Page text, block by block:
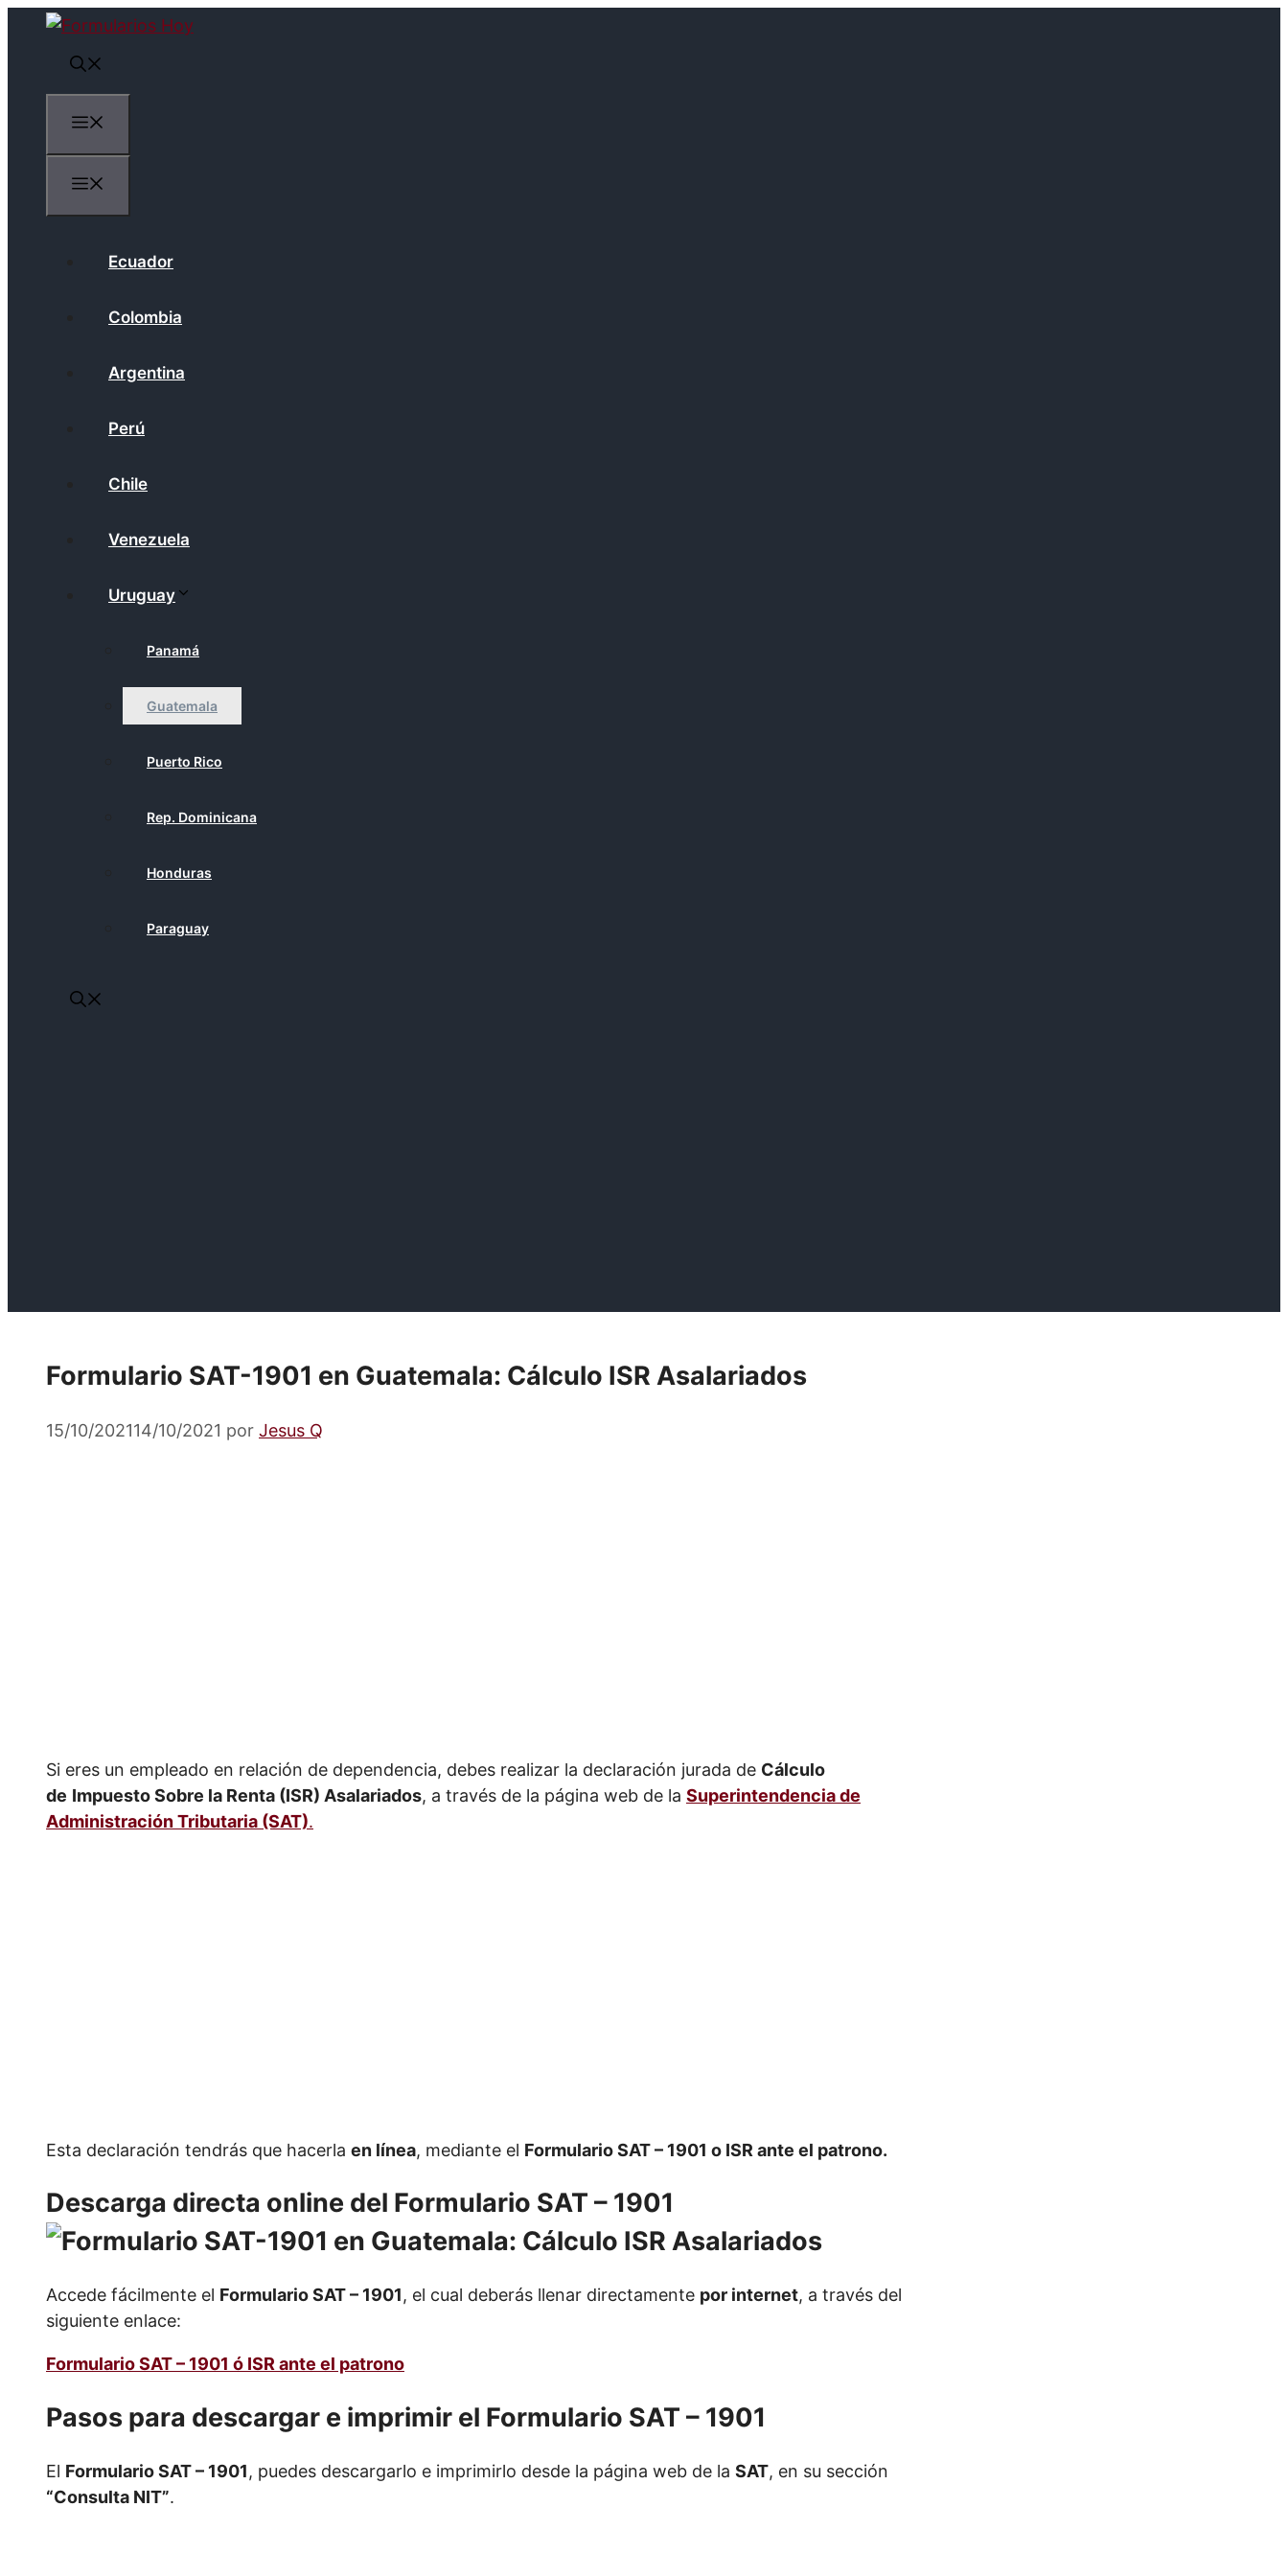
Saltar
contenido
Ecuador
Colombia
Argentina
Perú
Chile
Venezuela
Uruguay
Panamá
Guatemala
Puerto Rico
Rep. Dominicana
Honduras
Paraguay
Formulario SAT-1901 en Guatemala: Cálculo ISR Asalariados
15/10/202114/10/2021 por Jesus Q
Si eres un empleado en relación de dependencia, debes realizar la declaración jurada de Cálculo
de Impuesto Sobre la Renta (ISR) Asalariados, a través de la página web de la Superintendencia de
Administración Tributaria (SAT).
Esta declaración tendrás que hacerla en línea, mediante el Formulario SAT – 1901 o ISR ante el patrono.
Descarga directa online del Formulario SAT – 1901
Accede fácilmente el Formulario SAT – 1901, el cual deberás llenar directamente por internet, a través del
siguiente enlace:
Formulario SAT – 1901 ó ISR ante el patrono
Pasos para descargar e imprimir el Formulario SAT – 1901
El Formulario SAT – 1901, puedes descargarlo e imprimirlo desde la página web de la SAT, en su sección
“Consulta NIT”.